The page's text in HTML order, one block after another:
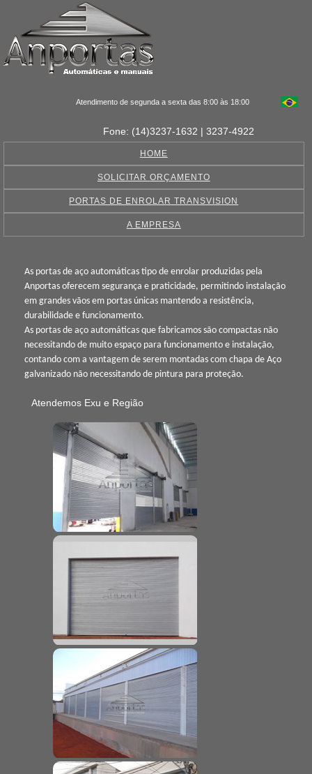
Atendimento de segunda a sexta das 8:00 às 18:00
Fone: (14)3237-1632 | 3237-4922
HOME
SOLICITAR ORÇAMENTO
PORTAS DE ENROLAR TRANSVISION
A EMPRESA
As portas de aço automáticas tipo de enrolar produzidas pela
Anportas oferecem segurança e praticidade, permitindo instalação
em grandes vãos em portas únicas mantendo a resistência,
durabilidade e funcionamento.
As portas de aço automáticas que fabricamos são compactas não
necessitando de muito espaço para funcionamento e instalação,
contando com a vantagem de serem montadas com chapa de Aço
galvanizado não necessitando de pintura para proteção.
Atendemos Exu e Região